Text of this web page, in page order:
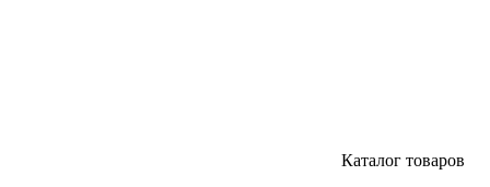
Каталог товаров